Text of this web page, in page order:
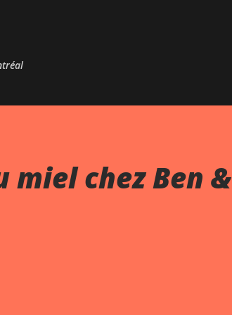
miel chez Ben &